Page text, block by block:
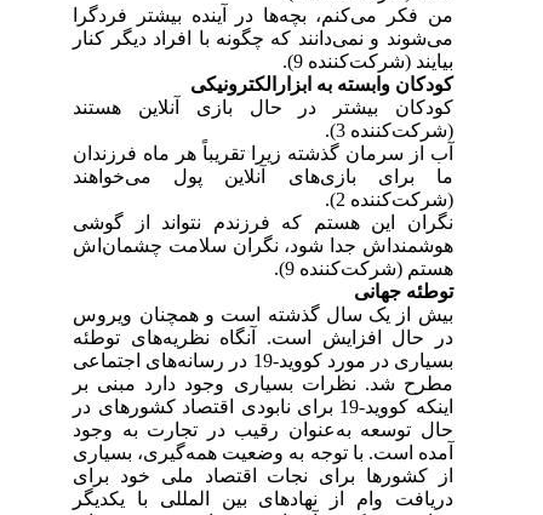
من فکر می‌کنم، بچه‌ها در آینده بیشتر فردگرا
می‌شوند و نمی‌دانند که چگونه با افراد دیگر کنار
بیایند (شرکت‌کننده 9).
کودکان وابسته به ابزارالکترونیکی
کودکان بیشتر در حال بازی آنلاین هستند
(شرکت‌کننده 3).
آب از سرمان گذشته زیرا تقریباً هر ماه فرزندان
ما برای بازی‌های آنلاین پول می‌خواهند
(شرکت‌کننده 2).
نگران این هستم که فرزندم نتواند از گوشی
هوشمنداش جدا شود، نگران سلامت چشمان‌ا‌ش
هستم (شرکت‌کننده 9).
توطئه جهانی
بیش از یک سال گذشته است و همچنان ویروس
در حال افزایش است. آنگاه نظریه‌های توطئه
بسیاری در مورد کووید-19 در رسانه‌های اجتماعی
مطرح شد. نظرات بسیاری وجود دارد مبنی بر
اینکه کووید-19 برای نابودی اقتصاد کشورهای در
حال توسعه به‌عنوان رقیب در تجارت به وجود
آمده است. با توجه به وضعیت همه‌گیری، بسیاری
از کشورها برای نجات اقتصاد ملی خود برای
دریافت وام از نهادهای بین المللی با یکدیگر